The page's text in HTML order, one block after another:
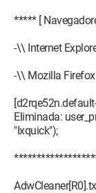
***** [
-\\ Internet
-\\ Mozilla
Eliminada:
"Ixquick");